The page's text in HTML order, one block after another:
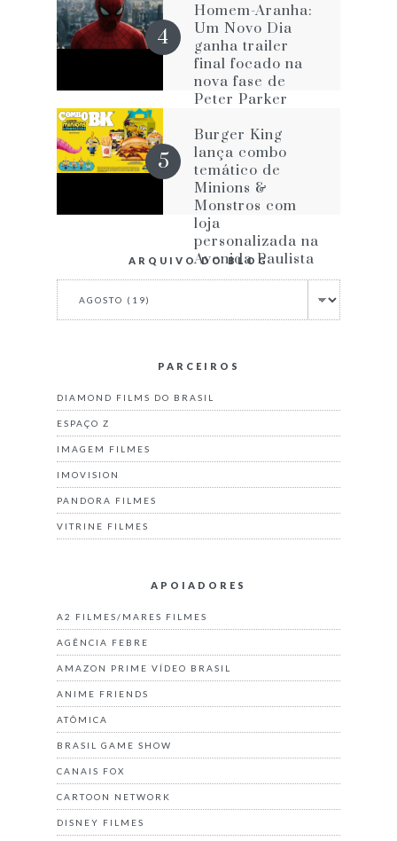
Homem-Aranha:
Um Novo Dia
ganha trailer
final focado na
nova fase de
Peter Parker
Burger King
lança combo
temático de
Minions &
Monstros com
loja
personalizada na
Avenida Paulista
ARQUIVO DO BLOG
PARCEIROS
DIAMOND FILMS DO BRASIL
ESPAÇO Z
IMAGEM FILMES
IMOVISION
PANDORA FILMES
VITRINE FILMES
APOIADORES
A2 FILMES/MARES FILMES
AGÊNCIA FEBRE
AMAZON PRIME VÍDEO BRASIL
ANIME FRIENDS
ATÔMICA
BRASIL GAME SHOW
CANAIS FOX
CARTOON NETWORK
DISNEY FILMES